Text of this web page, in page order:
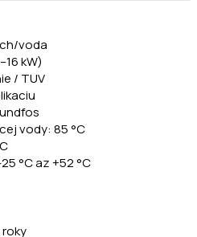
voda
kW)
/ TUV
vody: 85 °C
°C az +52 °C
roky